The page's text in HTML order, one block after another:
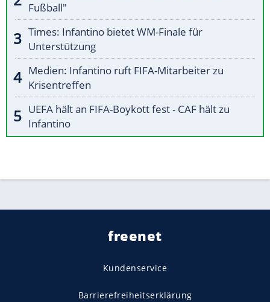
Fußball"
Times: Infantino bietet WM-Finale für
Unterstützung
Medien: Infantino ruft FIFA-Mitarbeiter zu
Krisentreffen
UEFA hält an FIFA-Boykott fest - CAF hält zu
Infantino
freenet
Kundenservice
Barrierefreiheitserklärung